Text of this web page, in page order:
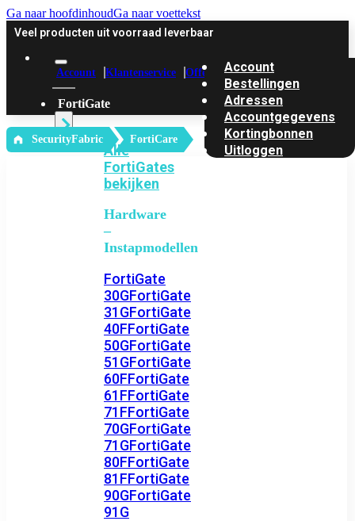
Ga naar hoofdinhoudGa naar voettekst
Veel producten uit voorraad leverbaar
Account Klantenservice Offerte
FortiGate
Alle
FortiGates
bekijken
Hardware
–
Instapmodellen
FortiGate
30GFortiGate
31GFortiGate
40FFortiGate
50GFortiGate
51GFortiGate
60FFortiGate
61FFortiGate
71FFortiGate
70GFortiGate
71GFortiGate
80FFortiGate
81FFortiGate
90GFortiGate
91G
Account
Bestellingen
Adressen
Accountgegevens
Kortingbonnen
Uitloggen
‎ SecurityFabric FortiCare